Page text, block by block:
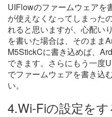
UIFlowのファームウェアを
が使えなくなってしまった
れると思いますが、心配い
を書いた場合は、そのまま
M5StickCに書き込めば、
できます。さらにもう一度
でファームウェアを書き込
い。
4.Wi-Fiの設定をす